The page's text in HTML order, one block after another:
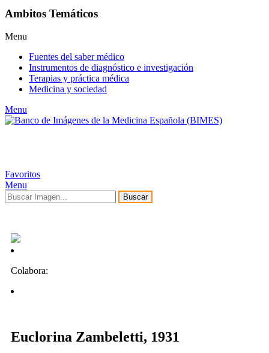
Ambitos Temáticos
Menu
Fuentes del saber médico
Instrumentos de diagnóstico e investigación
Terapias y práctica médica
Medicina y sociedad
Menu
Favoritos
Menu
Buscar
Colabora:
Euclorina Zambeletti, 1931